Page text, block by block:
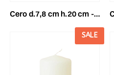
cero d.7,8 cm h.20 cm -200/78- conf.pz.8 avorio
SALE